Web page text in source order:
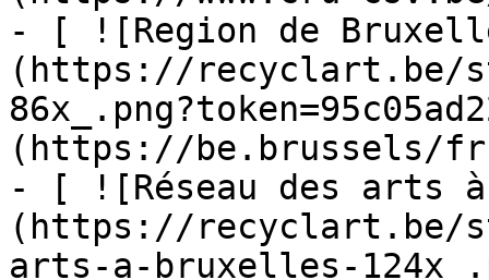
- [ ![Region de
(https://recyclart.be/
(https://be.brussels/
- [ ![Réseau des arts
(https://recyclart.be/
arts-a-bruxelles-